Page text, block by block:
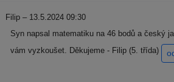
Filip – 13.5.2024 09:30
Syn napsal matematiku na 46 bodů a český
vám vyzkoušet. Děkujeme - Filip (5. třída)